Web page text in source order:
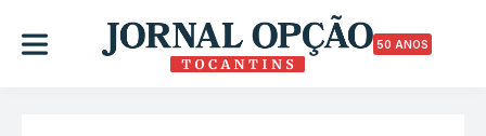
50 ANOS